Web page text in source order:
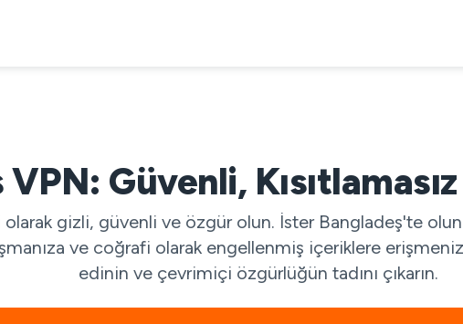
Güvenli,
olarak gizli, güvenli ve özgür olun. İster Bangladeş'te
ve coğrafi olarak engellenmiş içeriklere
edinin ve çevrimiçi özgürlüğün tadını çıkarın.